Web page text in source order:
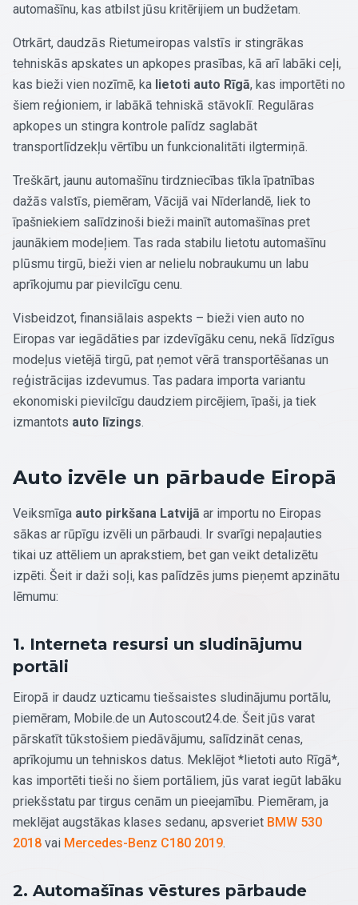
automašīnu, kas atbilst jūsu kritērijiem un budžetam.
Otrkārt, daudzās Rietumeiropas valstīs ir stingrākas
tehniskās apskates un apkopes prasības, kā arī labāki ceļi,
kas bieži vien nozīmē, ka lietoti auto Rīgā, kas importēti no
šiem reģioniem, ir labākā tehniskā stāvoklī. Regulāras
apkopes un stingra kontrole palīdz saglabāt
transportlīdzekļu vērtību un funkcionalitāti ilgtermiņā.
Treškārt, jaunu automašīnu tirdzniecības tīkla īpatnības
dažās valstīs, piemēram, Vācijā vai Nīderlandē, liek to
īpašniekiem salīdzinoši bieži mainīt automašīnas pret
jaunākiem modeļiem. Tas rada stabilu lietotu automašīnu
plūsmu tirgū, bieži vien ar nelielu nobraukumu un labu
aprīkojumu par pievilcīgu cenu.
Visbeidzot, finansiālais aspekts – bieži vien auto no
Eiropas var iegādāties par izdevīgāku cenu, nekā līdzīgus
modeļus vietējā tirgū, pat ņemot vērā transportēšanas un
reģistrācijas izdevumus. Tas padara importa variantu
ekonomiski pievilcīgu daudziem pircējiem, īpaši, ja tiek
izmantots auto līzings.
Auto izvēle un pārbaude Eiropā
Veiksmīga auto pirkšana Latvijā ar importu no Eiropas
sākas ar rūpīgu izvēli un pārbaudi. Ir svarīgi nepaļauties
tikai uz attēliem un aprakstiem, bet gan veikt detalizētu
izpēti. Šeit ir daži soļi, kas palīdzēs jums pieņemt apzinātu
lēmumu:
1. Interneta resursi un sludinājumu
portāli
Eiropā ir daudz uzticamu tiešsaistes sludinājumu portālu,
piemēram, Mobile.de un Autoscout24.de. Šeit jūs varat
pārskatīt tūkstošiem piedāvājumu, salīdzināt cenas,
aprīkojumu un tehniskos datus. Meklējot *lietoti auto Rīgā*,
kas importēti tieši no šiem portāliem, jūs varat iegūt labāku
priekšstatu par tirgus cenām un pieejamību. Piemēram, ja
meklējat augstākas klases sedanu, apsveriet BMW 530
2018 vai Mercedes-Benz C180 2019.
2. Automašīnas vēstures pārbaude